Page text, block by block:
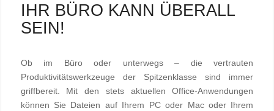
IHR BÜRO KANN ÜBERALL
SEIN!
Ob im Büro oder unterwegs – die vertrauten
Produktivitätswerkzeuge der Spitzenklasse sind immer
griffbereit. Mit den stets aktuellen Office-Anwendungen
können Sie Dateien auf Ihrem PC oder Mac oder Ihrem